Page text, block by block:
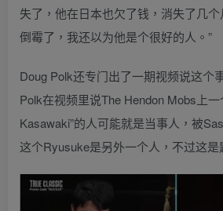
失了，他在日本也欠了钱，消失了几
倒霉了，我还以为他是个很好的人。”
Doug Polk还专门出了一期视频说这个
Polk在视频里说The Hendon Mobs上
Kasawaki”的人可能就是当事人，被
这个Ryusuke是另外一个人，不过这是